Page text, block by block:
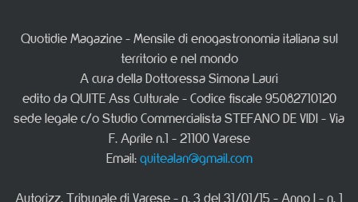
Quotidie Magazine - Mensile di enogastronomia italiana sul
territorio e nel mondo
A cura della Dottoressa Simona Lauri
edito da QUITE Ass Culturale - Codice fiscale 95082710120
sede legale c/o Studio Commercialista STEFANO DE VIDI - Via
F. Aprile n.1 - 21100 Varese
Email: quitealan@gmail.com
Autorizz. Tribunale di Varese - n. 3 del 31/01/15 - Anno I - n. 1